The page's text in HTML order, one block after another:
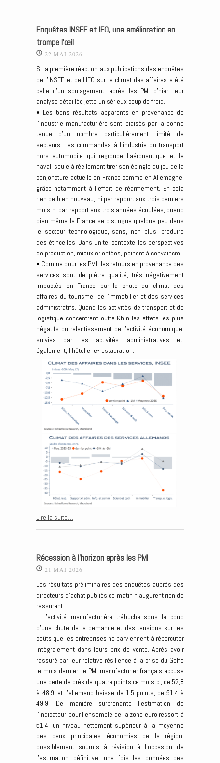
Enquêtes INSEE et IFO, une amélioration en
trompe l’œil
22 MAI 2026
Si la première réaction aux publications des enquêtes
de l’INSEE et de l’IFO sur le climat des affaires a été
celle d’un soulagement, après les PMI d’hier, leur
analyse détaillée jette un sérieux coup de froid.
• Les bons résultats apparents en provenance de
l’industrie manufacturière sont biaisés par la bonne
tenue d’un nombre particulièrement limité de
secteurs. Les commandes à l’industrie du transport
hors automobile qui regroupe l’aéronautique et le
naval, seule à réellement tirer son épingle du jeu de la
conjoncture actuelle en France comme en Allemagne,
grâce notamment à l’effort de réarmement. En cela
rien de bien nouveau, ni par rapport aux trois derniers
mois ni par rapport aux trois années écoulées, quand
bien même la France se distingue quelque peu dans
le secteur technologique, sans, non plus, produire
des étincelles. Dans un tel contexte, les perspectives
de production, mieux orientées, peinent à convaincre.
• Comme pour les PMI, les retours en provenance des
services sont de piètre qualité, très négativement
impactés en France par la chute du climat des
affaires du tourisme, de l’immobilier et des services
administratifs. Quand les activités de transport et de
logistique concentrent outre-Rhin les effets les plus
négatifs du ralentissement de l’activité économique,
suivies par les activités administratives et,
également, l’hôtellerie-restauration.
Lire la suite…
Récession à l’horizon après les PMI
21 MAI 2026
Les résultats préliminaires des enquêtes auprès des
directeurs d’achat publiés ce matin n’augurent rien de
rassurant :
– l’activité manufacturière trébuche sous le coup
d’une chute de la demande et des tensions sur les
coûts que les entreprises ne parviennent à répercuter
intégralement dans leurs prix de vente. Après avoir
rassuré par leur relative résilience à la crise du Golfe
le mois dernier, le PMI manufacturier français accuse
une perte de près de quatre points ce mois-ci, de 52,8
à 48,9, et l’allemand baisse de 1,5 points, de 51,4 à
49,9. De manière surprenante l’estimation de
l’indicateur pour l’ensemble de la zone euro ressort à
51,4, un niveau nettement supérieur à la moyenne
des deux principales économies de la région,
possiblement soumis à révision à l’occasion de
l’estimation définitive, une fois les données des